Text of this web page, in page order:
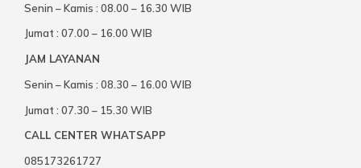
Senin – Kamis : 08.00 – 16.30 WIB
Jumat : 07.00 – 16.00 WIB
JAM LAYANAN
Senin – Kamis : 08.30 – 16.00 WIB
Jumat : 07.30 – 15.30 WIB
CALL CENTER WHATSAPP
085173261727